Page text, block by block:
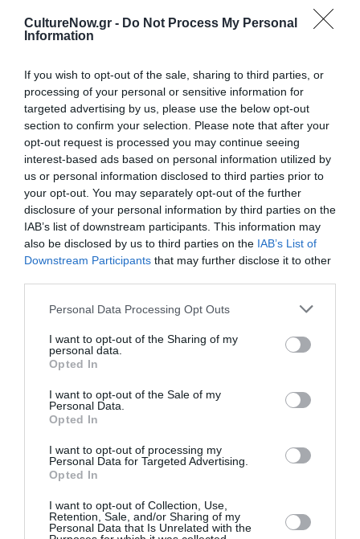
CultureNow.gr - Do Not Process My Personal
Information
If you wish to opt-out of the sale, sharing to third parties, or
processing of your personal or sensitive information for
targeted advertising by us, please use the below opt-out
section to confirm your selection. Please note that after your
opt-out request is processed you may continue seeing
interest-based ads based on personal information utilized by
us or personal information disclosed to third parties prior to
your opt-out. You may separately opt-out of the further
disclosure of your personal information by third parties on the
IAB’s list of downstream participants. This information may
also be disclosed by us to third parties on the IAB’s List of
Downstream Participants that may further disclose it to other
Personal Data Processing Opt Outs
I want to opt-out of the Sharing of my
personal data.
Opted In
I want to opt-out of the Sale of my
Personal Data.
Opted In
I want to opt-out of processing my
Personal Data for Targeted Advertising.
Opted In
I want to opt-out of Collection, Use,
Retention, Sale, and/or Sharing of my
Personal Data that Is Unrelated with the
Στόχος του εργαστηρίου ψυχοκινητικής ανάπτυξης με
τηνΜαρία Μανιώτη
προσφέρει στους εκπαιδευτικούς (νηπιαγωγούς,
δασκάλους, γυμναστές) και επαγγελματίες από χώρους
υγείας, περίθαλψης, φροντίδας των παιδιών
προσχολικής και πρώτης σχολικής ηλικίας, εργαλεία
που θα τους βοηθήσουν να εντάξουν την κίνηση και
τον χορό στην καθημερινότητά τους με τα παιδιά.
Το εργαστήρι θα πραγματοποιηθεί στο χώρο του
Μεγάρου Χορού Καλαμάτας 16 έως τις 18 Μαΐου με
είσοδο ελεύθερη.
Πληροφορίες/δηλώσεις συμμετοχής έως τις 05/05/2025 στο:
kidf@kalamatadancefestival.gr
3. «The Forest Riddle / Ο Γρίφος του Δάσους»
Performance με στοιχεία από το φυσικό τοπίο της
Το Διεθνές Φεστιβάλ Χορού Καλαμάτας πραγματοποιεί
που εμπνέεται από το δάσος του Ταΰγετου και το
φυσικό ανάγλυφο της Μεσσηνίας. Ένα έργο που
Σταματοπούλουκαι ο φωτογράφοςΤάσος Βρεττός
συνεχίζοντας τον διάλογο μεταξύ εικαστικών και